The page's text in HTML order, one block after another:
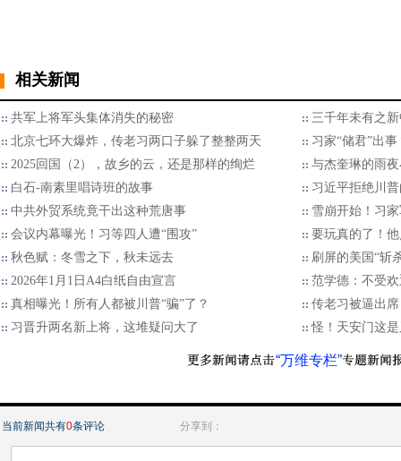
相关新闻
共军上将军头集体消失的秘密
三千年未有之
北京七环大爆炸，传老习两口子躲了整整两天
习家“储君”出
2025回国（2），故乡的云，还是那样的绚烂
与杰奎琳的雨
白石-南素里唱诗班的故事
习近平拒绝川普
中共外贸系统竟干出这种荒唐事
雪崩开始！习
会议内幕曝光！习等四人遭“围攻”
要玩真的了！
秋色赋：冬雪之下，秋未远去
刷屏的美国“斩
2026年1月1日A4白纸自由宣言
范学德：不受
真相曝光！所有人都被川普“骗”了？
传老习被逼出
习晋升两名新上将，这堆疑问大了
怪！天安门这
“万维专栏”
当前新闻共有0条评论 分享到：